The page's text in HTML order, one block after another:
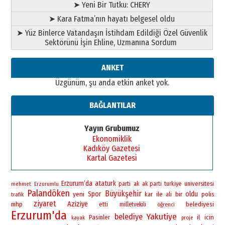
➤ Yeni Bir Tutku: CHERY
➤ Kara Fatma’nın hayatı belgesel oldu
➤ Yüz Binlerce Vatandaşın İstihdam Edildiği Özel Güvenlik
Sektörünü İşin Ehline, Uzmanına Sordum
ANKET
Üzgünüm, şu anda etkin anket yok.
BAĞLANTILAR
Yayın Grubumuz
Ekonomiklik
Kadıköy Gazetesi
Kartal Gazetesi
mehmet Erzurumlu Erzurum’da ataturk parti ak ak parti turkiye universitesi
trafik Palandöken yeni Spor Büyükşehir kar ile ali bir oldu polis
mhp ziyaret Aziziye etti milletvekili öğrenci belediyesi
Erzurum'da kayak Pasinler belediye Yakutiye proje il icin